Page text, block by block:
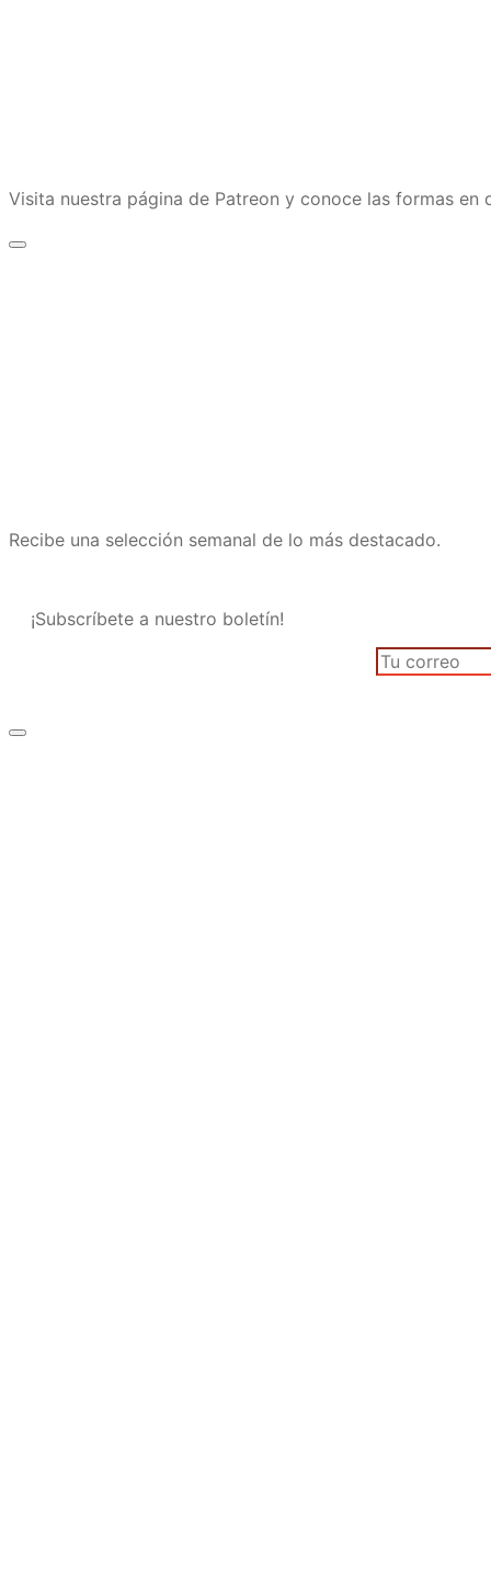
Visita nuestra página de Patreon y conoce las formas en
Recibe una selección semanal de lo más destacado.
¡Subscríbete a nuestro boletín!